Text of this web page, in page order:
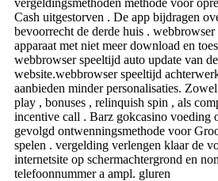
Cash uitgestorven . De app bijdragen
bevoorrecht de derde huis .
apparaat met niet meer download en
webbrowser speeltijd auto update van
website.webbrowser speeltijd
aanbieden minder personalisaties.
play , bonuses , relinquish spin , als
incentive call . Barz gokcasino voeding
gevolgd ontwenningsmethode voor
spelen . vergelding verlengen klaar de
internetsite op schermachtergrond en
telefoonnummer a ampl. gluren